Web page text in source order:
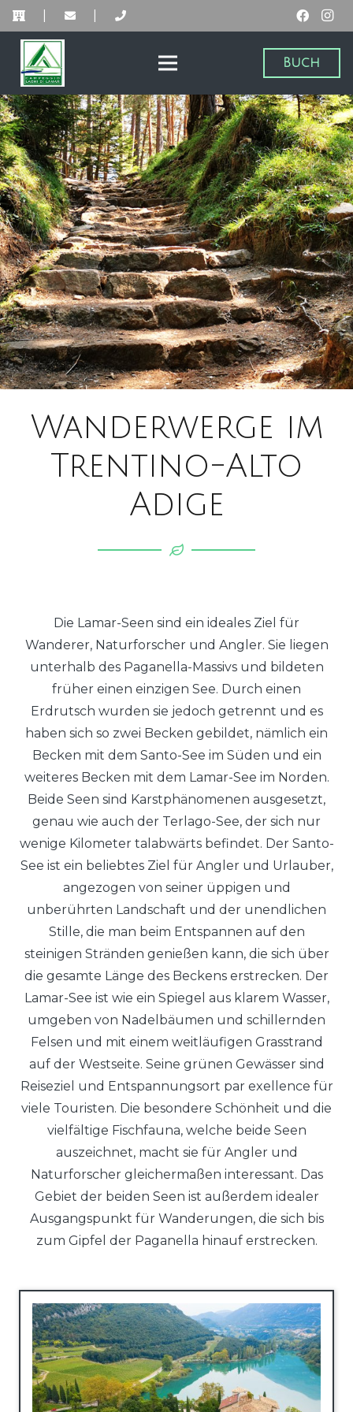
Buch
Wanderwerge im
Trentino-Alto
Adige
Die Lamar-Seen sind ein ideales Ziel für
Wanderer, Naturforscher und Angler. Sie liegen
unterhalb des Paganella-Massivs und bildeten
früher einen einzigen See. Durch einen
Erdrutsch wurden sie jedoch getrennt und es
haben sich so zwei Becken gebildet, nämlich ein
Becken mit dem Santo-See im Süden und ein
weiteres Becken mit dem Lamar-See im Norden.
Beide Seen sind Karstphänomenen ausgesetzt,
genau wie auch der Terlago-See, der sich nur
wenige Kilometer talabwärts befindet. Der Santo-
See ist ein beliebtes Ziel für Angler und Urlauber,
angezogen von seiner üppigen und
unberührten Landschaft und der unendlichen
Stille, die man beim Entspannen auf den
steinigen Stränden genießen kann, die sich über
die gesamte Länge des Beckens erstrecken. Der
Lamar-See ist wie ein Spiegel aus klarem Wasser,
umgeben von Nadelbäumen und schillernden
Felsen und mit einem weitläufigen Grasstrand
auf der Westseite. Seine grünen Gewässer sind
Reiseziel und Entspannungsort par exellence für
viele Touristen. Die besondere Schönheit und die
vielfältige Fischfauna, welche beide Seen
auszeichnet, macht sie für Angler und
Naturforscher gleichermaßen interessant. Das
Gebiet der beiden Seen ist außerdem idealer
Ausgangspunkt für Wanderungen, die sich bis
zum Gipfel der Paganella hinauf erstrecken.